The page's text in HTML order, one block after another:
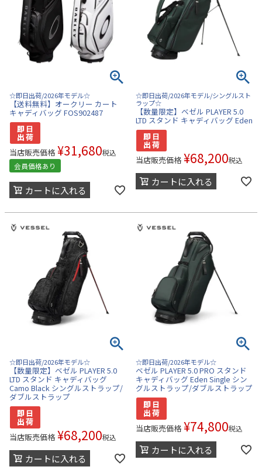
☆即日出荷/2026年モデル☆
【送料無料】オークリー カート
キャディバッグ FOS902487
当店販売価格 ¥31,680税込
会員価格あり
カートに入れる
☆即日出荷/2026年モデル/シングルスト
ラップ☆
【数量限定】ベゼル PLAYER 5.0
LTD スタンド キャディバッグ Eden
当店販売価格 ¥68,200税込
カートに入れる
☆即日出荷/2026年モデル☆
【数量限定】ベゼル PLAYER 5.0
LTD スタンド キャディバッグ
Camo Black シングルストラップ/
ダブルストラップ
当店販売価格 ¥68,200税込
カートに入れる
☆即日出荷/2026年モデル☆
ベゼル PLAYER 5.0 PRO スタンド
キャディバッグ Eden Single シン
グルストラップ/ダブルストラップ
当店販売価格 ¥74,800税込
カートに入れる